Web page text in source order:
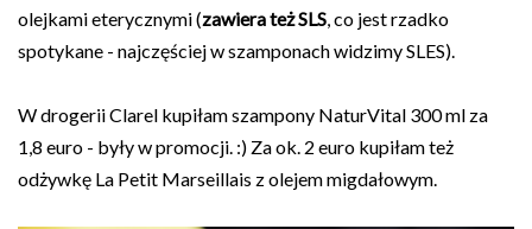
olejkami eterycznymi (zawiera też SLS, co jest rzadko
spotykane - najczęściej w szamponach widzimy SLES).
W drogerii Clarel kupiłam szampony NaturVital 300 ml za
1,8 euro - były w promocji. :) Za ok. 2 euro kupiłam też
odżywkę La Petit Marseillais z olejem migdałowym.